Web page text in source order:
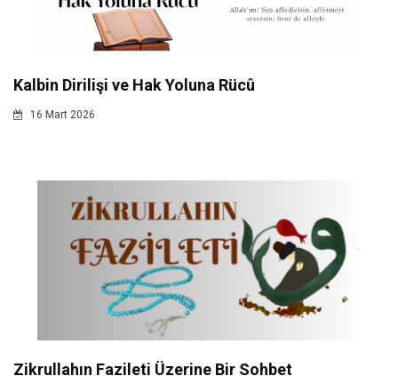
Kalbin Dirilişi ve Hak Yoluna Rücû
16 Mart 2026
Zikrullahın Fazileti Üzerine Bir Sohbet